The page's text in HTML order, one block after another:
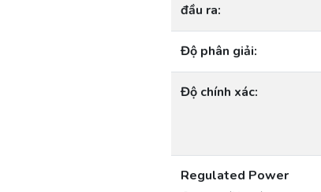
đầu ra:
Độ phân giải:
Độ chính xác:
Regulated Power